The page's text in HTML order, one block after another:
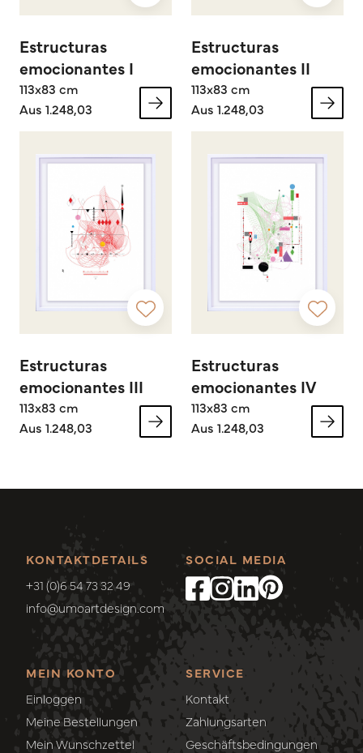
Estructuras
emocionantes I
113x83 cm
Aus 1.248,03
Estructuras
emocionantes II
113x83 cm
Aus 1.248,03
Estructuras
emocionantes III
113x83 cm
Aus 1.248,03
Estructuras
emocionantes IV
113x83 cm
Aus 1.248,03
KONTAKTDETAILS
+31 (0)6 54 73 32 49
info@umoartdesign.com
MEIN KONTO
Einloggen
Meine Bestellungen
Mein Wunschzettel
SERVICE
Kontakt
Zahlungsarten
Geschäftsbedingungen
SOCIAL MEDIA